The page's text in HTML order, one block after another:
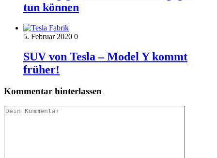
tun können
5. Februar 2020 0
SUV von Tesla – Model Y kommt
früher!
Kommentar hinterlassen